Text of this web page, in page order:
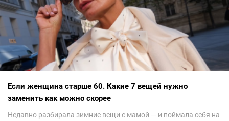
Если женщина старше 60. Какие 7 вещей нужно
заменить как можно скорее
Недавно разбирала зимние вещи с мамой — и поймала себя на